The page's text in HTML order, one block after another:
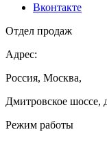
Вконтакте
Отдел продаж
Адрес:
Россия, Москва,
Дмитровское шоссе,
Режим работы